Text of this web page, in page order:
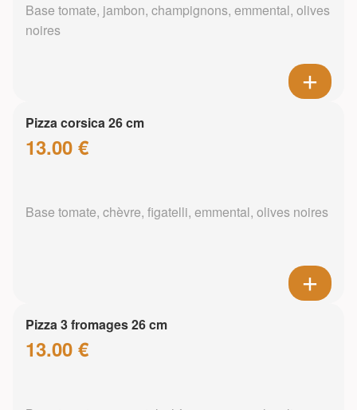
Base tomate, jambon, champignons, emmental, olives
noires
Pizza corsica 26 cm
13.00 €
Base tomate, chèvre, figatelli, emmental, olives noires
Pizza 3 fromages 26 cm
13.00 €